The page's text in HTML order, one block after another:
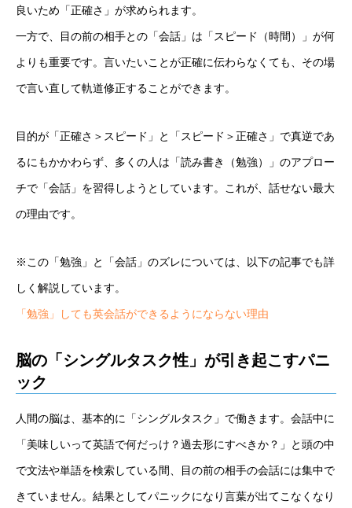
良いため「正確さ」が求められます。
一方で、目の前の相手との「会話」は「スピード（時間）」が何
よりも重要です。言いたいことが正確に伝わらなくても、その場
で言い直して軌道修正することができます。
目的が「正確さ＞スピード」と「スピード＞正確さ」で真逆であ
るにもかかわらず、多くの人は「読み書き（勉強）」のアプロー
チで「会話」を習得しようとしています。これが、話せない最大
の理由です。
※この「勉強」と「会話」のズレについては、以下の記事でも詳
しく解説しています。
「勉強」しても英会話ができるようにならない理由
脳の「シングルタスク性」が引き起こすパニ
ック
人間の脳は、基本的に「シングルタスク」で働きます。会話中に
「美味しいって英語で何だっけ？過去形にすべきか？」と頭の中
で文法や単語を検索している間、目の前の相手の会話には集中で
きていません。結果としてパニックになり言葉が出てこなくなり